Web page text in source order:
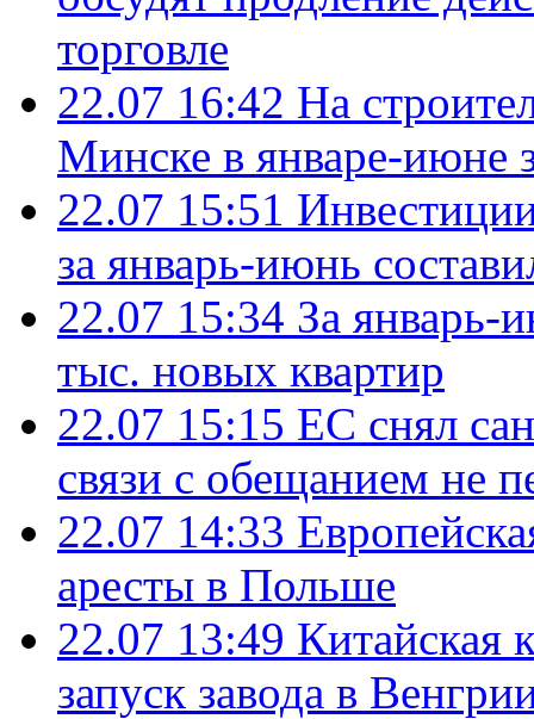
торговле
22.07 16:42 На
Минске в январе-июне
22.07 15:51
за январь-июнь
22.07 15:34 За январь-
тыс. новых квартир
22.07 15:15 ЕС снял
связи с обещанием не
22.07 14:33
аресты в Польше
22.07 13:49 Китайская
запуск завода в